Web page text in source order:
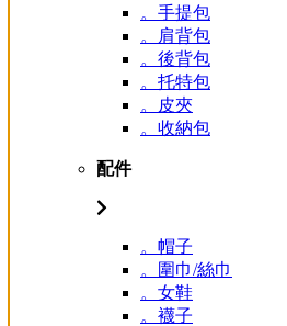
。手提包
。肩背包
。後背包
。托特包
。皮夾
。收納包
配件
。帽子
。圍巾/絲巾
。女鞋
。襪子